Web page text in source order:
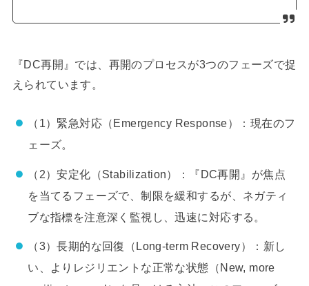
『DC再開』では、再開のプロセスが3つのフェーズで捉
えられています。
（1）緊急対応（Emergency Response）：現在のフ
ェーズ。
（2）安定化（Stabilization）：『DC再開』が焦点
を当てるフェーズで、制限を緩和するが、ネガティ
ブな指標を注意深く監視し、迅速に対応する。
（3）長期的な回復（Long-term Recovery）：新し
い、よりレジリエントな正常な状態（New, more